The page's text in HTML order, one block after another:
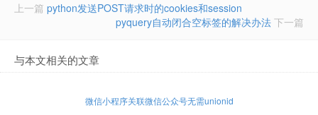
上一篇 python发送POST请求时的cookies和session
pyquery自动闭合空标签的解决办法 下一篇
与本文相关的文章
微信小程序关联微信公众号无需unionid